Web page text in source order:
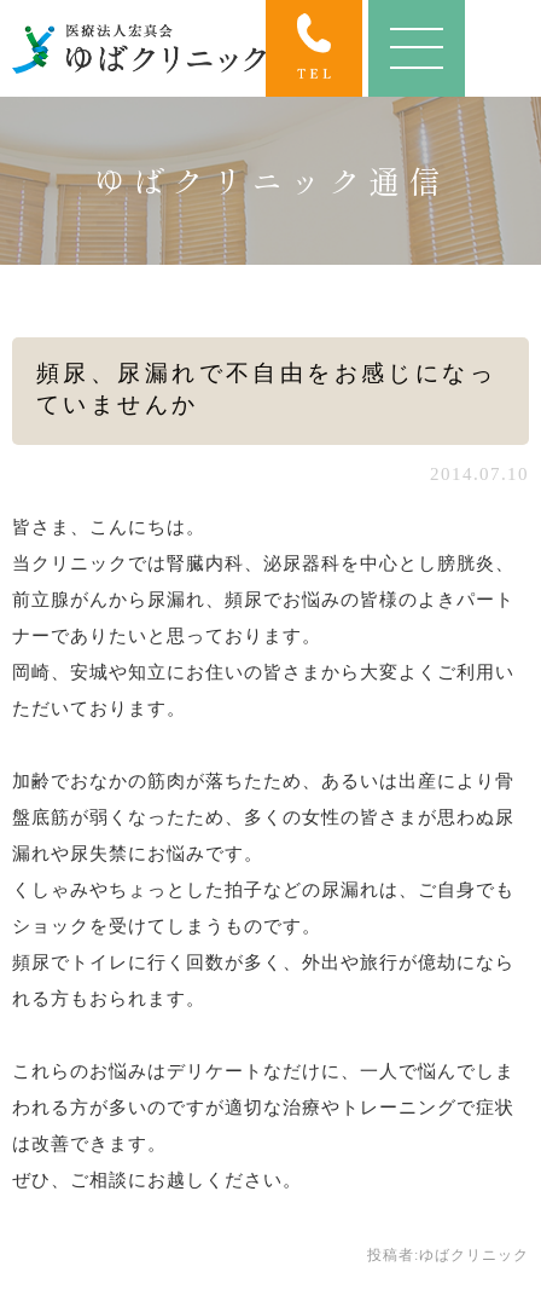
ゆばクリニック通信
頻尿、尿漏れで不自由をお感じになっ
ていませんか
2014.07.10
皆さま、こんにちは。
当クリニックでは腎臓内科、泌尿器科を中心とし膀胱炎、
前立腺がんから尿漏れ、頻尿でお悩みの皆様のよきパート
ナーでありたいと思っております。
岡崎、安城や知立にお住いの皆さまから大変よくご利用い
ただいております。
加齢でおなかの筋肉が落ちたため、あるいは出産により骨
盤底筋が弱くなったため、多くの女性の皆さまが思わぬ尿
漏れや尿失禁にお悩みです。
くしゃみやちょっとした拍子などの尿漏れは、ご自身でも
ショックを受けてしまうものです。
頻尿でトイレに行く回数が多く、外出や旅行が億劫になら
れる方もおられます。
これらのお悩みはデリケートなだけに、一人で悩んでしま
われる方が多いのですが適切な治療やトレーニングで症状
は改善できます。
ぜひ、ご相談にお越しください。
投稿者: ゆばクリニック